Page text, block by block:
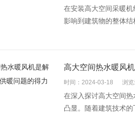
在安装高大空间采暖
影响到建筑物的整体结
高大空间热水暖风
时间：2024-03-18 浏
在深入探讨高大空间
凸显。随着建筑技术的